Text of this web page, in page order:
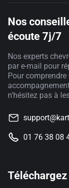
Nos
écoute 7j/7
Nos experts
par e-mail pour
Pour
n'hésitez pas à
01 76 38 08